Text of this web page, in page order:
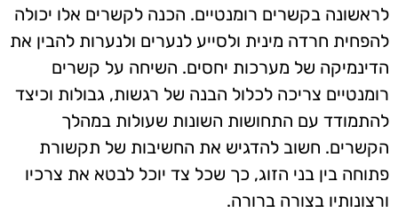
לראשונה בקשרים רומנטיים. הכנה לקשרים אלו יכולה
להפחית חרדה מינית ולסייע לנערים ולנערות להבין את
הדינמיקה של מערכות יחסים. השיחה על קשרים
רומנטיים צריכה לכלול הבנה של רגשות, גבולות וכיצד
להתמודד עם התחושות השונות שעולות במהלך
הקשרים. חשוב להדגיש את החשיבות של תקשורת
פתוחה בין בני הזוג, כך שכל צד יוכל לבטא את צרכיו
ורצונותיו בצורה ברורה.